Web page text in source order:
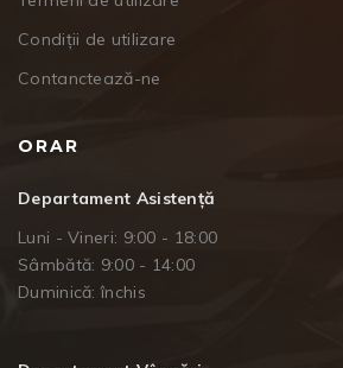
Condiții de utilizare
Contanctează-ne
ORAR
Departament Asistență
Luni - Vineri: 9:00 - 18:00
Sâmbătă: 9:00 - 14:00
Duminică: închis